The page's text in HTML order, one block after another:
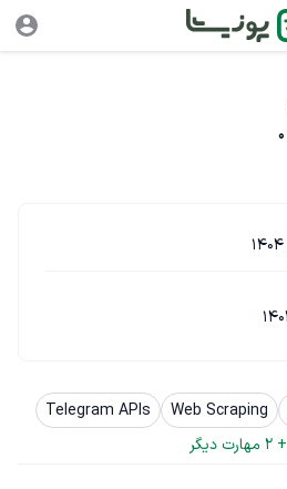
0
Web Scraping
Telegram APIs
+
2 مهارت دیگر